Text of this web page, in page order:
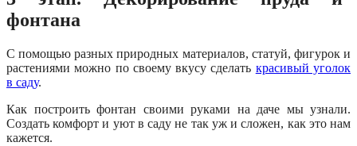
фонтана
С помощью разных природных материалов, статуй, фигурок и
растениями можно по своему вкусу сделать красивый уголок
в саду.
Как построить фонтан своими руками на даче мы узнали.
Создать комфорт и уют в саду не так уж и сложен, как это нам
кажется.